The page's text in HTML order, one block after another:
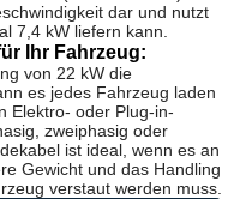
dar und nutzt
7,4 kW liefern kann.
Ihr Fahrzeug:
von 22 kW die
es jedes Fahrzeug laden
Elektro- oder Plug-in-
zweiphasig oder
ist ideal, wenn es an
Gewicht und das Handling
verstaut werden muss.